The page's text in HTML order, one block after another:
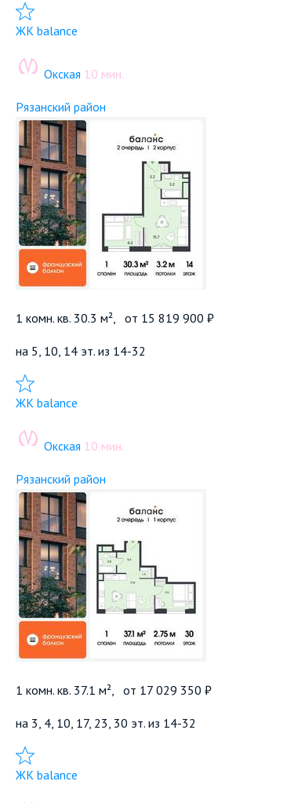
Добавить в избранное
ЖК balance
Окская 10 мин.
Рязанский район
1 комн. кв. 30.3 м², от 15 819 900 ₽
на 5, 10, 14 эт. из 14-32
Добавить в избранное
ЖК balance
Окская 10 мин.
Рязанский район
1 комн. кв. 37.1 м², от 17 029 350 ₽
на 3, 4, 10, 17, 23, 30 эт. из 14-32
Добавить в избранное
ЖК balance